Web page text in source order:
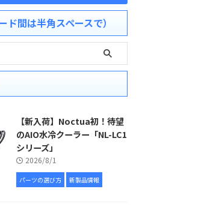
ド間は半角スペースで）
【新入荷】Noctua初！待望
のAIO水冷クーラー「NL-LC1
シリーズ」
2026/8/1
パーツの選び方 新製品情報